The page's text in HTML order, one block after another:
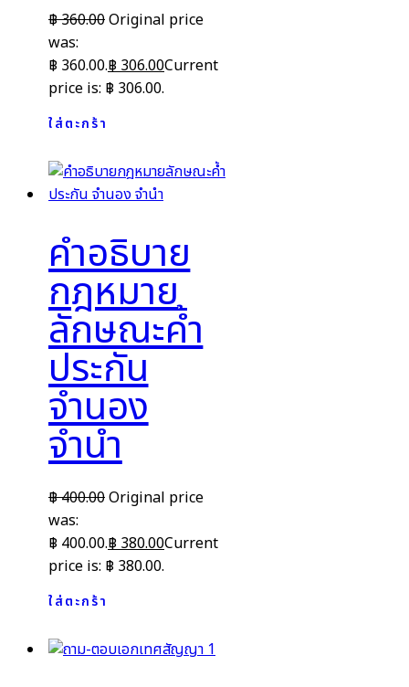
฿360.00Original price
was:
฿ 360.00.฿306.00Current
price is: ฿ 306.00.
ใส่ตะกร้า
คำอธิบาย
กฎหมาย
ลักษณะค้ำ
ประกัน
จำนอง
จำนำ
฿400.00Original price
was:
฿ 400.00.฿380.00Current
price is: ฿ 380.00.
ใส่ตะกร้า